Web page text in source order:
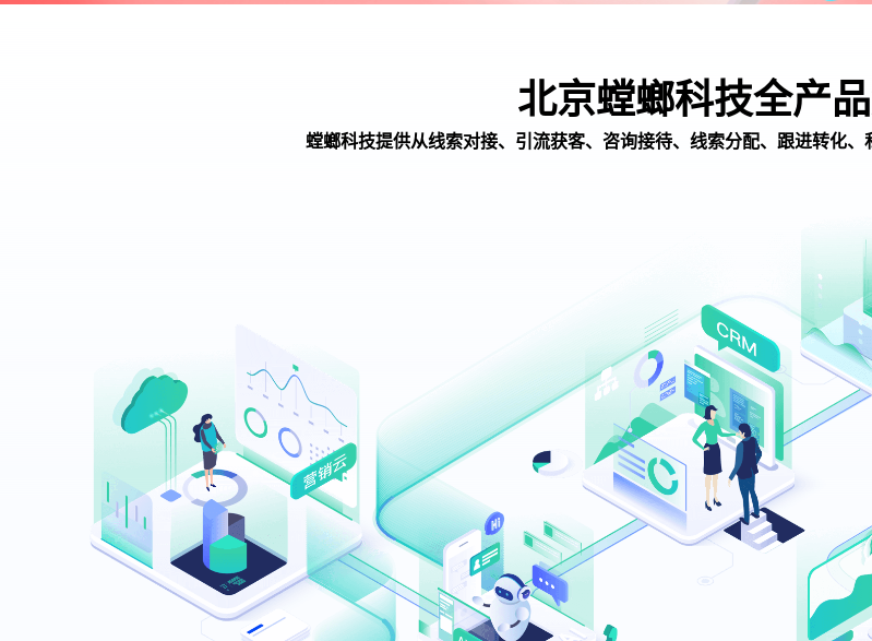
北京螳螂科技全产
螳螂科技提供从线索对接、引流获客、咨询接待、线索分配、跟进转化